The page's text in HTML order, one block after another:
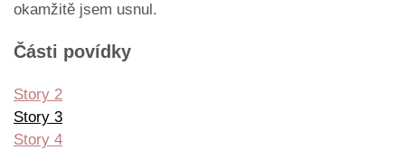
okamžitě jsem usnul.
Části povídky
Story 2
Story 3
Story 4